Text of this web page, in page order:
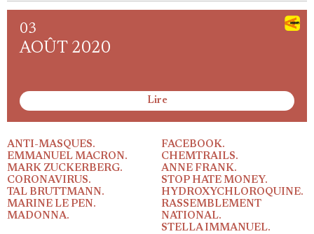
03
AOÛT 2020
Lire
ANTI-MASQUES.
EMMANUEL MACRON.
MARK ZUCKERBERG.
CORONAVIRUS.
TAL BRUTTMANN.
MARINE LE PEN.
MADONNA.
FACEBOOK.
CHEMTRAILS.
ANNE FRANK.
STOP HATE MONEY.
HYDROXYCHLOROQUINE.
RASSEMBLEMENT
NATIONAL.
STELLA IMMANUEL.